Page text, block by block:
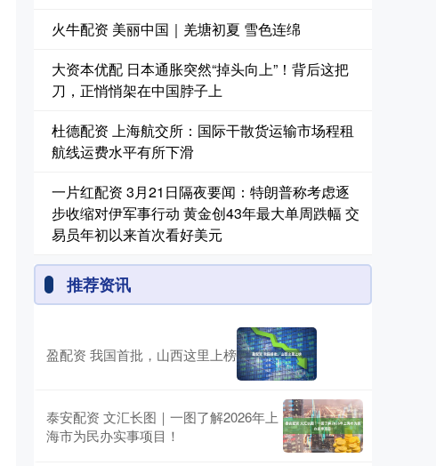
火牛配资 美丽中国｜羌塘初夏 雪色连绵
大资本优配 日本通胀突然“掉头向上”！背后这把
刀，正悄悄架在中国脖子上
杜德配资 上海航交所：国际干散货运输市场程租
航线运费水平有所下滑
一片红配资 3月21日隔夜要闻：特朗普称考虑逐
步收缩对伊军事行动 黄金创43年最大单周跌幅 交
易员年初以来首次看好美元
推荐资讯
盈配资 我国首批，山西这里上榜
泰安配资 文汇长图｜一图了解2026年上
海市为民办实事项目！